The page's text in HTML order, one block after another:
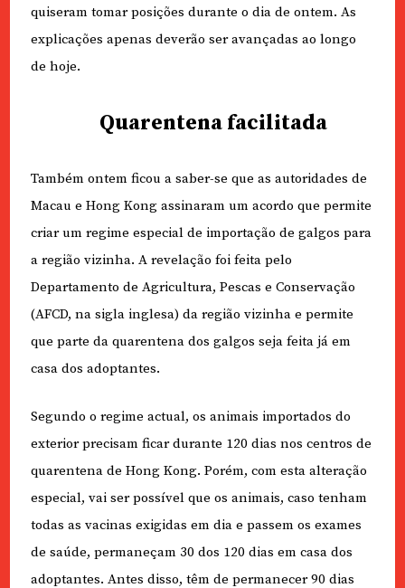
quiseram tomar posições durante o dia de ontem. As
explicações apenas deverão ser avançadas ao longo
de hoje.
Quarentena facilitada
Também ontem ficou a saber-se que as autoridades de
Macau e Hong Kong assinaram um acordo que permite
criar um regime especial de importação de galgos para
a região vizinha. A revelação foi feita pelo
Departamento de Agricultura, Pescas e Conservação
(AFCD, na sigla inglesa) da região vizinha e permite
que parte da quarentena dos galgos seja feita já em
casa dos adoptantes.
Segundo o regime actual, os animais importados do
exterior precisam ficar durante 120 dias nos centros de
quarentena de Hong Kong. Porém, com esta alteração
especial, vai ser possível que os animais, caso tenham
todas as vacinas exigidas em dia e passem os exames
de saúde, permaneçam 30 dos 120 dias em casa dos
adoptantes. Antes disso, têm de permanecer 90 dias